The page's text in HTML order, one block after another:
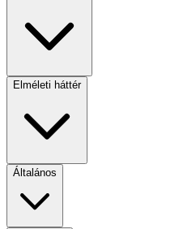
Elméleti háttér
Általános